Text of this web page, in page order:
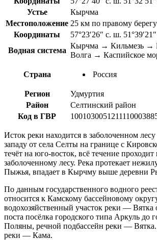
Устье
Кырчма
Местоположение 25 км по правому берегу
Координаты
57°23′26″ с. ш.
Водная система
Кырчма → Кильмезь →
Волга → Каспийское
Страна Россия
Регион
Удмуртия
Район
Селтинский район
Код в ГВР
Исток реки находится в заболоченном
западу от села Селты на границе с
течёт на юго-восток, всё течение
заболоченному лесу. Река протекает
Пыжья, впадает в Кырчму выше деревни
По данным государственного водного
относится к Камскому бассейновому
водохозяйственный участок реки — Вятка
поста посёлка городского типа Аркуль до
Поляны, речной подбассейн реки — Вятка.
реки — Кама.